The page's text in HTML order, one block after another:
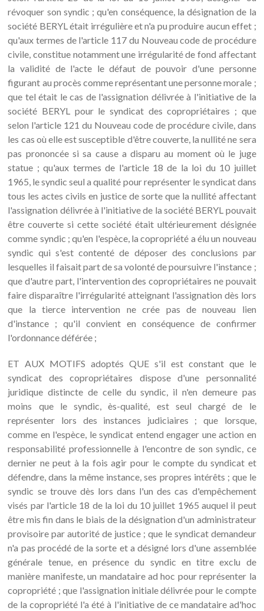
révoquer son syndic ; qu'en conséquence, la désignation de la
société BERYL était irrégulière et n'a pu produire aucun effet ;
qu'aux termes de l'article 117 du Nouveau code de procédure
civile, constitue notamment une irrégularité de fond affectant
la validité de l'acte le défaut de pouvoir d'une personne
figurant au procès comme représentant une personne morale ;
que tel était le cas de l'assignation délivrée à l'initiative de la
société BERYL pour le syndicat des copropriétaires ; que
selon l'article 121 du Nouveau code de procédure civile, dans
les cas où elle est susceptible d'être couverte, la nullité ne sera
pas prononcée si sa cause a disparu au moment où le juge
statue ; qu'aux termes de l'article 18 de la loi du 10 juillet
1965, le syndic seul a qualité pour représenter le syndicat dans
tous les actes civils en justice de sorte que la nullité affectant
l'assignation délivrée à l'initiative de la société BERYL pouvait
être couverte si cette société était ultérieurement désignée
comme syndic ; qu'en l'espèce, la copropriété a élu un nouveau
syndic qui s'est contenté de déposer des conclusions par
lesquelles il faisait part de sa volonté de poursuivre l'instance ;
que d'autre part, l'intervention des copropriétaires ne pouvait
faire disparaître l'irrégularité atteignant l'assignation dès lors
que la tierce intervention ne crée pas de nouveau lien
d'instance ; qu'il convient en conséquence de confirmer
l'ordonnance déférée ;
ET AUX MOTIFS adoptés QUE s'il est constant que le
syndicat des copropriétaires dispose d'une personnalité
juridique distincte de celle du syndic, il n'en demeure pas
moins que le syndic, ès-qualité, est seul chargé de le
représenter lors des instances judiciaires ; que lorsque,
comme en l'espèce, le syndicat entend engager une action en
responsabilité professionnelle à l'encontre de son syndic, ce
dernier ne peut à la fois agir pour le compte du syndicat et
défendre, dans la même instance, ses propres intérêts ; que le
syndic se trouve dès lors dans l'un des cas d'empêchement
visés par l'article 18 de la loi du 10 juillet 1965 auquel il peut
être mis fin dans le biais de la désignation d'un administrateur
provisoire par autorité de justice ; que le syndicat demandeur
n'a pas procédé de la sorte et a désigné lors d'une assemblée
générale tenue, en présence du syndic en titre exclu de
manière manifeste, un mandataire ad hoc pour représenter la
copropriété ; que l'assignation initiale délivrée pour le compte
de la copropriété l'a été à l'initiative de ce mandataire ad'hoc